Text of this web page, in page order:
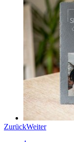
ZurückWeiter